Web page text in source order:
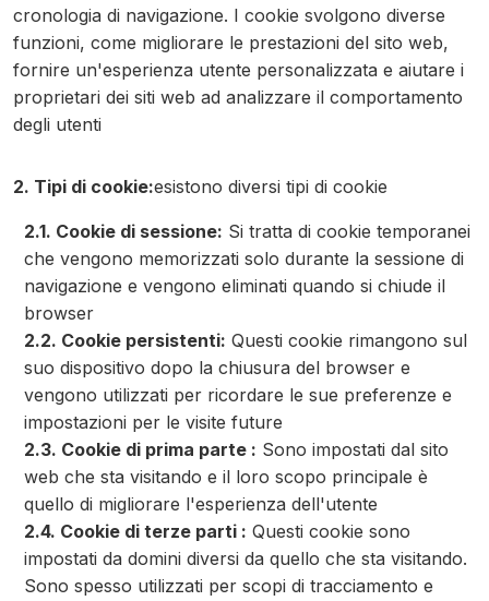
cronologia di navigazione. I cookie svolgono diverse
funzioni, come migliorare le prestazioni del sito web,
fornire un'esperienza utente personalizzata e aiutare i
proprietari dei siti web ad analizzare il comportamento
degli utenti
2. Tipi di cookie:esistono diversi tipi di cookie
2.1. Cookie di sessione: Si tratta di cookie temporanei
che vengono memorizzati solo durante la sessione di
navigazione e vengono eliminati quando si chiude il
browser
2.2. Cookie persistenti: Questi cookie rimangono sul
suo dispositivo dopo la chiusura del browser e
vengono utilizzati per ricordare le sue preferenze e
impostazioni per le visite future
2.3. Cookie di prima parte : Sono impostati dal sito
web che sta visitando e il loro scopo principale è
quello di migliorare l'esperienza dell'utente
2.4. Cookie di terze parti : Questi cookie sono
impostati da domini diversi da quello che sta visitando.
Sono spesso utilizzati per scopi di tracciamento e